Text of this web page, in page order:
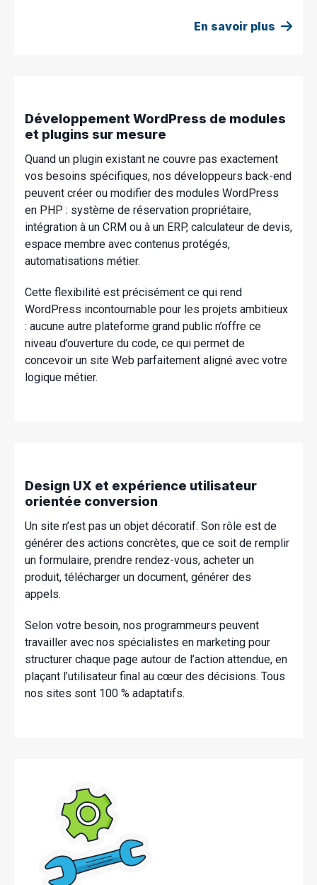
En savoir plus
Développement WordPress de modules
et plugins sur mesure
Quand un plugin existant ne couvre pas exactement
vos besoins spécifiques, nos développeurs back-end
peuvent créer ou modifier des modules WordPress
en PHP : système de réservation propriétaire,
intégration à un CRM ou à un ERP, calculateur de devis,
espace membre avec contenus protégés,
automatisations métier.
Cette flexibilité est précisément ce qui rend
WordPress incontournable pour les projets ambitieux
: aucune autre plateforme grand public n’offre ce
niveau d’ouverture du code, ce qui permet de
concevoir un site Web parfaitement aligné avec votre
logique métier.
Design UX et expérience utilisateur
orientée conversion
Un site n’est pas un objet décoratif. Son rôle est de
générer des actions concrètes, que ce soit de remplir
un formulaire, prendre rendez-vous, acheter un
produit, télécharger un document, générer des
appels.
Selon votre besoin, nos programmeurs peuvent
travailler avec nos spécialistes en marketing pour
structurer chaque page autour de l’action attendue, en
plaçant l’utilisateur final au cœur des décisions. Tous
nos sites sont 100 % adaptatifs.